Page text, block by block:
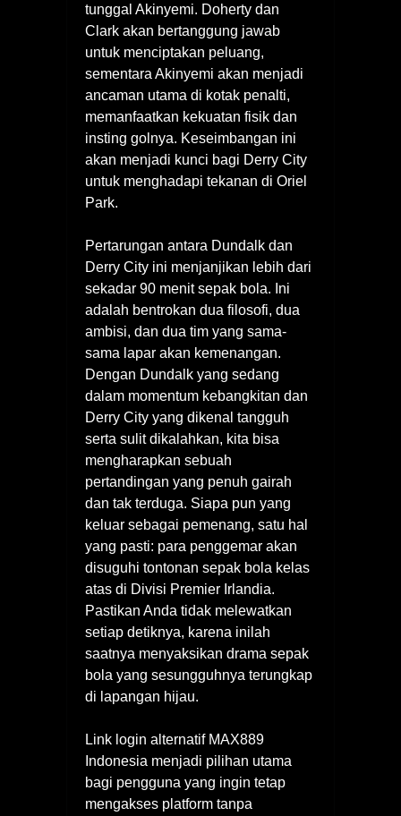
tunggal Akinyemi. Doherty dan
Clark akan bertanggung jawab
untuk menciptakan peluang,
sementara Akinyemi akan menjadi
ancaman utama di kotak penalti,
memanfaatkan kekuatan fisik dan
insting golnya. Keseimbangan ini
akan menjadi kunci bagi Derry City
untuk menghadapi tekanan di Oriel
Park.
Pertarungan antara Dundalk dan
Derry City ini menjanjikan lebih dari
sekadar 90 menit sepak bola. Ini
adalah bentrokan dua filosofi, dua
ambisi, dan dua tim yang sama-
sama lapar akan kemenangan.
Dengan Dundalk yang sedang
dalam momentum kebangkitan dan
Derry City yang dikenal tangguh
serta sulit dikalahkan, kita bisa
mengharapkan sebuah
pertandingan yang penuh gairah
dan tak terduga. Siapa pun yang
keluar sebagai pemenang, satu hal
yang pasti: para penggemar akan
disuguhi tontonan sepak bola kelas
atas di Divisi Premier Irlandia.
Pastikan Anda tidak melewatkan
setiap detiknya, karena inilah
saatnya menyaksikan drama sepak
bola yang sesungguhnya terungkap
di lapangan hijau.
Link login alternatif MAX889
Indonesia menjadi pilihan utama
bagi pengguna yang ingin tetap
mengakses platform tanpa